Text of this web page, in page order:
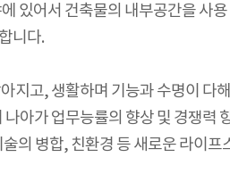
있어서 건축물의 내부공간을 사
니다.
지고, 생활하며 기능과 수명이
아가 업무능률의 향상 및 경쟁력
의 병합, 친환경 등 새로운 라이